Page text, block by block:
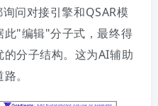
问对接引擎和QSAR模
此"编辑"分子式，最终得
分子结构。这为AI辅助
。